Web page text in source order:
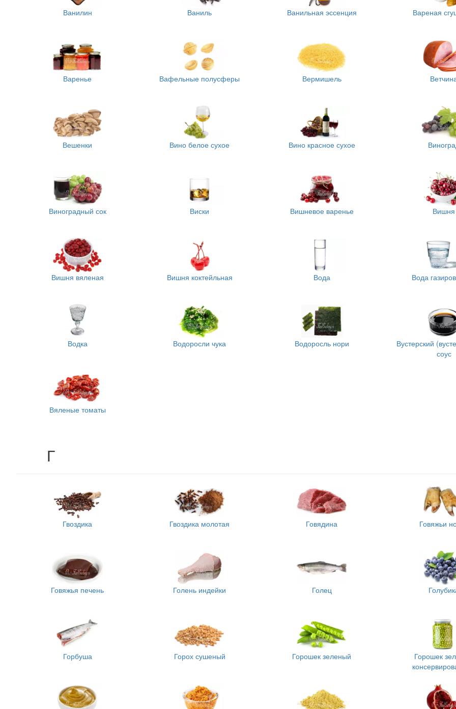
Ванилин Ваниль Ванильная эссенция Вареная
Варенье Вафельные полусферы Вермишель
Вешенки Вино белое сухое Вино красное сухое
Виноградный сок Виски Вишневое варенье Вишня
Вишня вяленая Вишня коктейльная Вода Вода
Водка Водоросли чука Водоросль нори
Вустерский
соус
Вяленые томаты
Г
Гвоздика Гвоздика молотая Говядина Говяжьи
Говяжья печень Голень индейки Голец
Горбуша Горох сушеный Горошек зеленый
Горошек